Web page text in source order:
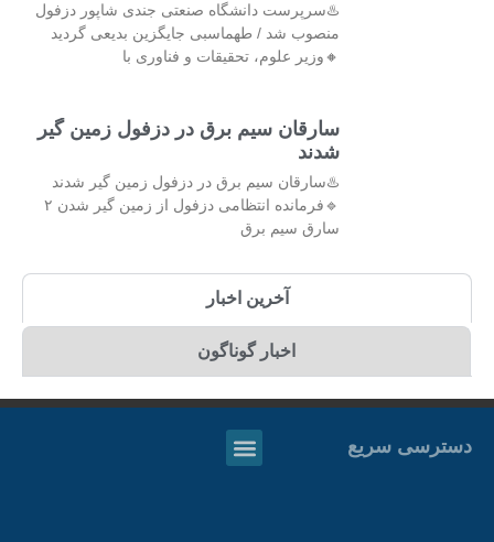
♨️سرپرست دانشگاه صنعتی جندی شاپور دزفول
منصوب شد / طهماسبی جایگزین بدیعی گردید
🔸وزیر علوم، تحقیقات و فناوری با
سارقان سیم برق در دزفول زمین گیر
شدند
♨️سارقان سیم برق در دزفول زمین گیر شدند
🔹فرمانده انتظامی دزفول از زمین گیر شدن ۲
سارق سیم برق
آخرین اخبار
اخبار گوناگون
دسترسی سریع